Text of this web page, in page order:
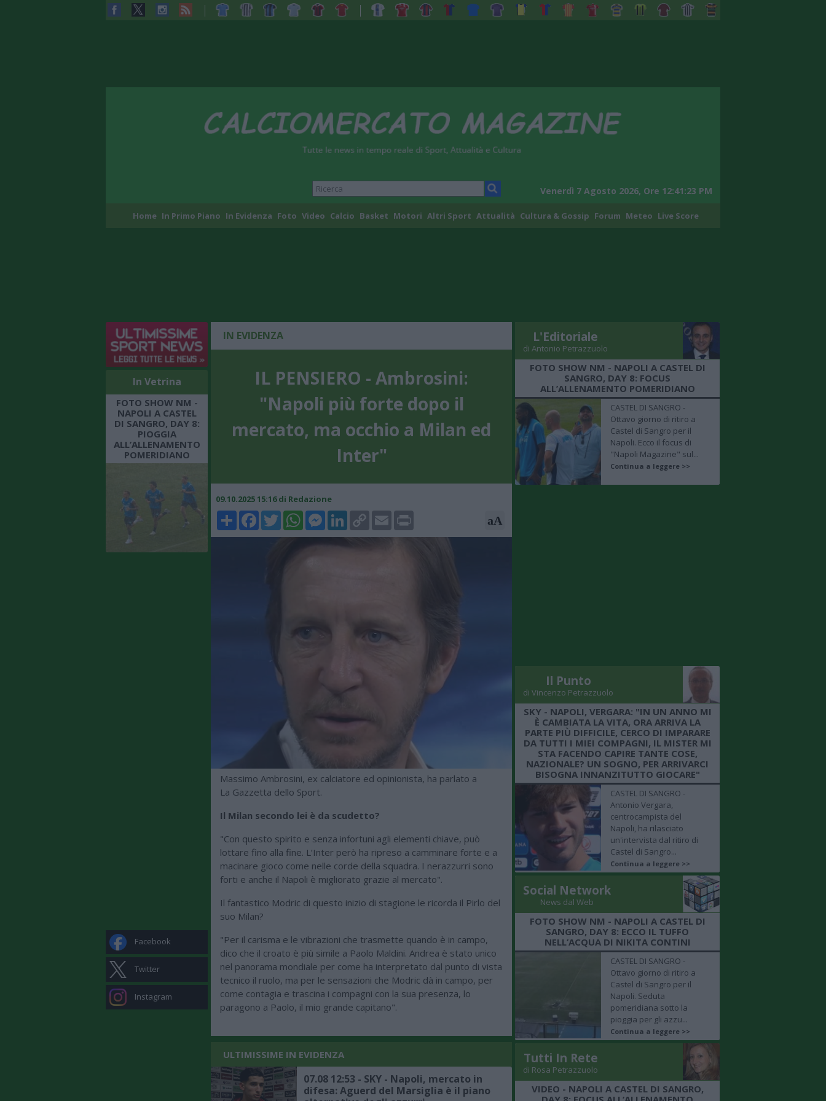
Venerdì 7 Agosto 2026, Ore 12:41:24 PM
Home In Primo Piano In Evidenza Foto Video Calcio Basket Motori Altri Sport Attualità Cultura & Gossip Forum Meteo Live Score
In Vetrina
FOTO SHOW NM -
NAPOLI A CASTEL
DI SANGRO, DAY 8:
PIOGGIA
ALL’ALLENAMENTO
POMERIDIANO
Facebook
Twitter
Instagram
IN EVIDENZA
IL PENSIERO - Ambrosini:
"Napoli più forte dopo il
mercato, ma occhio a Milan ed
Inter"
09.10.2025 15:16 di Redazione
ShareFacebookTwitterWhatsAppMessenger
LinkedIn
Copy
Link
Email Print aA
Massimo Ambrosini, ex calciatore ed opinionista, ha parlato a
La Gazzetta dello Sport.
Il Milan secondo lei è da scudetto?
"Con questo spirito e senza infortuni agli elementi chiave, può
lottare fino alla fine. L’Inter però ha ripreso a camminare forte e a
macinare gioco come nelle corde della squadra. I nerazzurri sono
forti e anche il Napoli è migliorato grazie al mercato".
Il fantastico Modric di questo inizio di stagione le ricorda il Pirlo del
suo Milan?
"Per il carisma e le vibrazioni che trasmette quando è in campo,
dico che il croato è più simile a Paolo Maldini. Andrea è stato unico
nel panorama mondiale per come ha interpretato dal punto di vista
tecnico il ruolo, ma per le sensazioni che Modric dà in campo, per
come contagia e trascina i compagni con la sua presenza, lo
paragono a Paolo, il mio grande capitano".
ULTIMISSIME IN EVIDENZA
07.08 12:53 - SKY - Napoli, mercato in
difesa: Aguerd del Marsiglia è il piano
L'Editoriale
di Antonio Petrazzuolo
FOTO SHOW NM - NAPOLI A CASTEL DI
SANGRO, DAY 8: FOCUS
ALL’ALLENAMENTO POMERIDIANO
CASTEL DI SANGRO -
Ottavo giorno di ritiro a
Castel di Sangro per il
Napoli. Ecco il focus di
"Napoli Magazine" sul...
Continua a leggere >>
Il Punto
di Vincenzo Petrazzuolo
SKY - NAPOLI, VERGARA: "IN UN ANNO MI
È CAMBIATA LA VITA, ORA ARRIVA LA
PARTE PIÙ DIFFICILE, CERCO DI IMPARARE
DA TUTTI I MIEI COMPAGNI, IL MISTER MI
STA FACENDO CAPIRE TANTE COSE,
NAZIONALE? UN SOGNO, PER ARRIVARCI
BISOGNA INNANZITUTTO GIOCARE"
CASTEL DI SANGRO -
Antonio Vergara,
centrocampista del
Napoli, ha rilasciato
un'intervista dal ritiro di
Castel di Sangro...
Continua a leggere >>
Social Network
News dal Web
FOTO SHOW NM - NAPOLI A CASTEL DI
SANGRO, DAY 8: ECCO IL TUFFO
NELL’ACQUA DI NIKITA CONTINI
CASTEL DI SANGRO -
Ottavo giorno di ritiro a
Castel di Sangro per il
Napoli. Seduta
pomeridiana sotto la
pioggia per gli azzu...
Continua a leggere >>
Tutti In Rete
di Rosa Petrazzuolo
VIDEO - NAPOLI A CASTEL DI SANGRO,